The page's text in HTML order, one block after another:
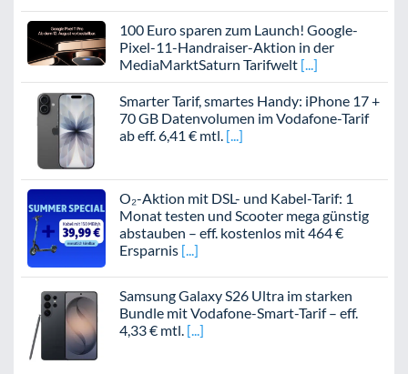
100 Euro sparen zum Launch! Google-
Pixel-11-Handraiser-Aktion in der
MediaMarktSaturn Tarifwelt
Smarter Tarif, smartes Handy: iPhone 17 +
70 GB Datenvolumen im Vodafone-Tarif
ab eff. 6,41 € mtl.
O₂-Aktion mit DSL- und Kabel-Tarif: 1
Monat testen und Scooter mega günstig
abstauben – eff. kostenlos mit 464 €
Ersparnis
Samsung Galaxy S26 Ultra im starken
Bundle mit Vodafone-Smart-Tarif – eff.
4,33 € mtl.